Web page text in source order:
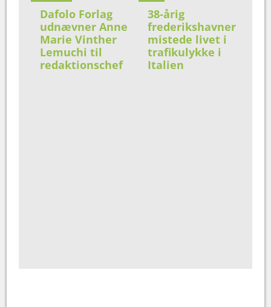
Dafolo Forlag
udnævner Anne
Marie Vinther
Lemuchi til
redaktionschef
38-årig
frederikshavner
mistede livet i
trafikulykke i
Italien